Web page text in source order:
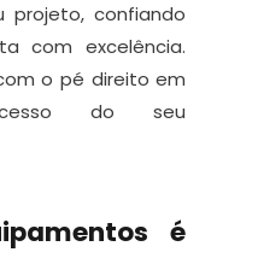
confiando
com excelência.
o pé direito em
do seu
é